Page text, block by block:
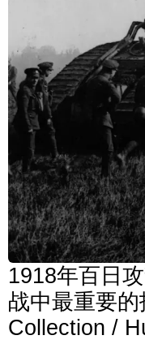
1918年百日
战中最重要
Collection /